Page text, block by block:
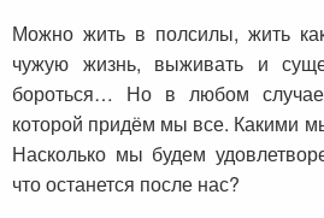
Можно жить в полсилы, жить
чужую жизнь, выживать и
бороться… Но в любом
которой придём мы все. Какими
Насколько мы будем
что останется после нас?